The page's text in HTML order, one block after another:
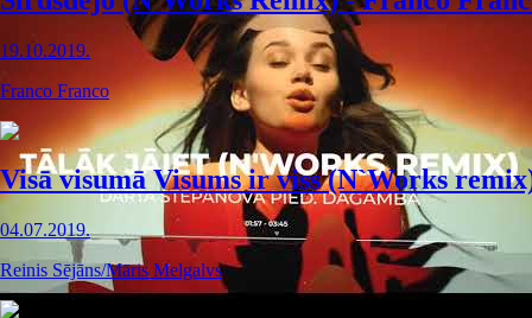
19.10.2019.
Franco Franco
Visā visumā Visums ir viss (N`Works
04.07.2019.
Reinis Sējāns/Māris Melgalvs